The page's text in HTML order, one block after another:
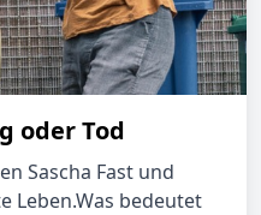
oder Tod
Sascha Fast und
Leben.Was bedeutet